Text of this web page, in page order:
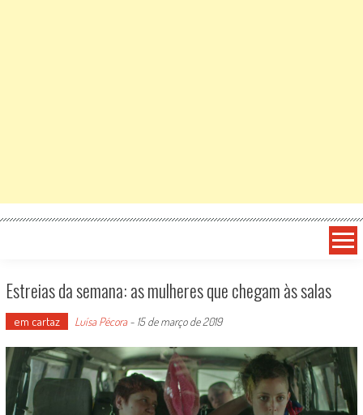
Estreias da semana: as mulheres que chegam às salas
em cartaz Luísa Pécora- 15 de março de 2019